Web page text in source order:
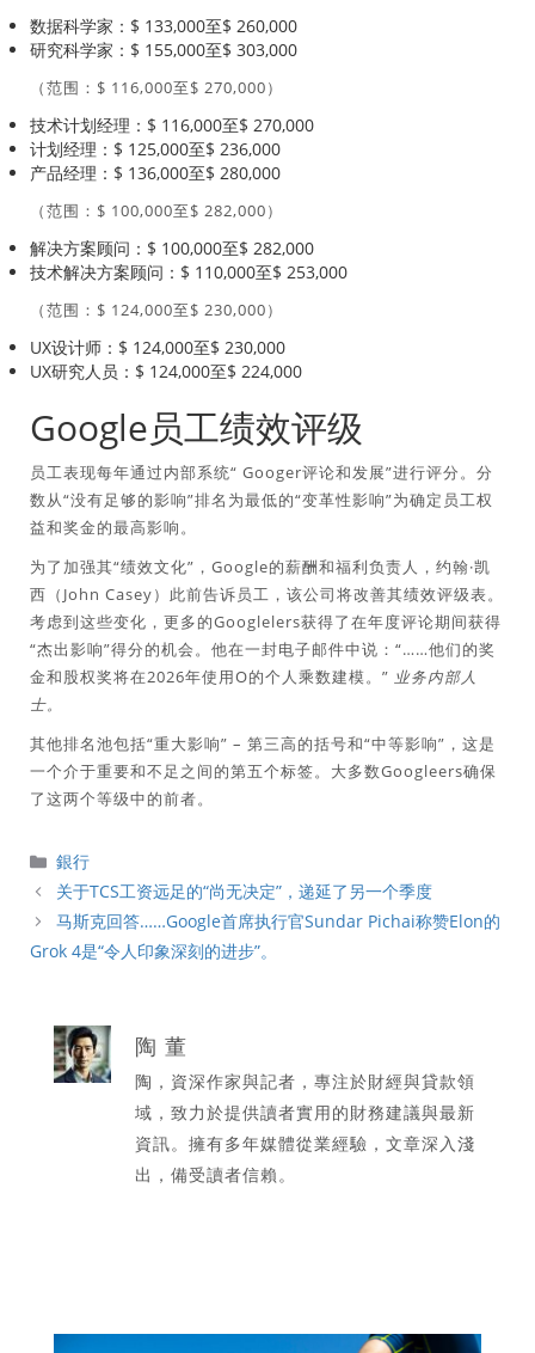
数据科学家：$ 133,000至$ 260,000
研究科学家：$ 155,000至$ 303,000
（范围：$ 116,000至$ 270,000）
技术计划经理：$ 116,000至$ 270,000
计划经理：$ 125,000至$ 236,000
产品经理：$ 136,000至$ 280,000
（范围：$ 100,000至$ 282,000）
解决方案顾问：$ 100,000至$ 282,000
技术解决方案顾问：$ 110,000至$ 253,000
（范围：$ 124,000至$ 230,000）
UX设计师：$ 124,000至$ 230,000
UX研究人员：$ 124,000至$ 224,000
Google员工绩效评级
员工表现每年通过内部系统“ Googer评论和发展”进行评分。分
数从“没有足够的影响”排名为最低的“变革性影响”为确定员工权
益和奖金的最高影响。
为了加强其“绩效文化”，Google的薪酬和福利负责人，约翰·凯
西​​（John Casey）此前告诉员工，该公司将改善其绩效评级表。
考虑到这些变化，更多的Googlelers获得了在年度评论期间获得
“杰出影响”得分的机会。他在一封电子邮件中说：“……他们的奖
金和股权奖将在2026年使用O的个人乘数建模。” 业务内部人
士。
其他排名池包括“重大影响” – 第三高的括号和“中等影响”，这是
一个介于重要和不足之间的第五个标签。大多数Googleers确保
了这两个等级中的前者。
分
類
銀行
关于TCS工资远足的“尚无决定”，递延了另一个季度
马斯克回答……Google首席执行官Sundar Pichai称赞Elon的
Grok 4是“令人印象深刻的进步”。
陶 董
陶，資深作家與記者，專注於財經與貸款領
域，致力於提供讀者實用的財務建議與最新
資訊。擁有多年媒體從業經驗，文章深入淺
出，備受讀者信賴。